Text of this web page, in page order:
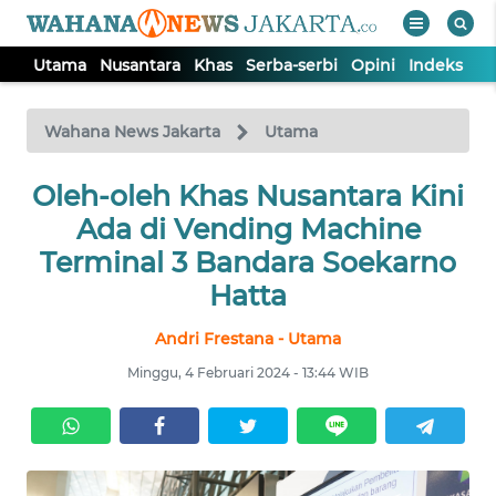
Utama Nusantara Khas Serba-serbi Opini Indeks
Wahana News Jakarta Utama
Oleh-oleh Khas Nusantara Kini
Ada di Vending Machine
Terminal 3 Bandara Soekarno
Hatta
Andri Frestana - Utama
Minggu, 4 Februari 2024 - 13:44 WIB
TV
Tutup
UTAMA
NUSANTARA
SERBI
OPINI